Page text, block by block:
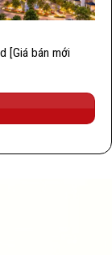
[Giá bán mới